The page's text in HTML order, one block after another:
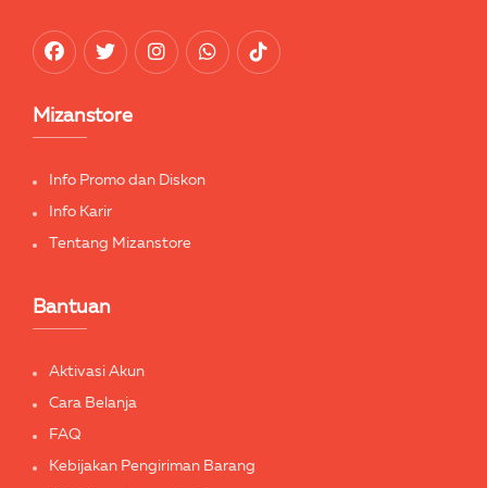
Mizanstore
Info Promo dan Diskon
Info Karir
Tentang Mizanstore
Bantuan
Aktivasi Akun
Cara Belanja
FAQ
Kebijakan Pengiriman Barang